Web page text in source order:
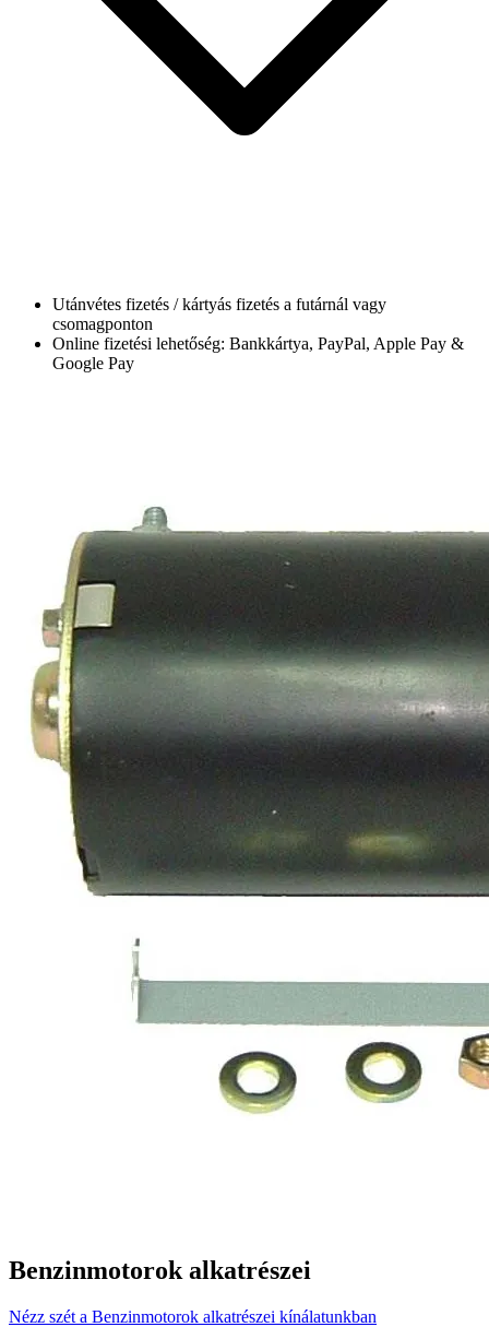
Utánvétes fizetés / kártyás fizetés a futárnál vagy
csomagponton
Online fizetési lehetőség: Bankkártya, PayPal, Apple Pay &
Google Pay
Benzinmotorok alkatrészei
Nézz szét a Benzinmotorok alkatrészei kínálatunkban